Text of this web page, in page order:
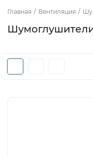
Главная / Вентиляция /